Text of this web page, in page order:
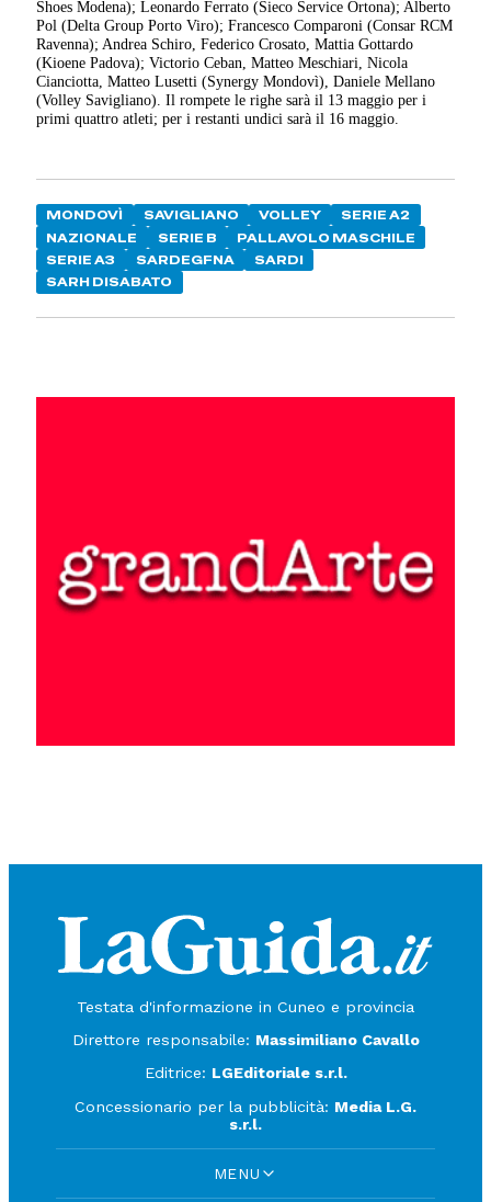
Shoes Modena); Leonardo Ferrato (Sieco Service Ortona); Alberto
Pol (Delta Group Porto Viro); Francesco Comparoni (Consar RCM
Ravenna); Andrea Schiro, Federico Crosato, Mattia Gottardo
(Kioene Padova); Victorio Ceban, Matteo Meschiari, Nicola
Cianciotta, Matteo Lusetti (Synergy Mondovì), Daniele Mellano
(Volley Savigliano). Il rompete le righe sarà il 13 maggio per i
primi quattro atleti; per i restanti undici sarà il 16 maggio.
MONDOVÌ SAVIGLIANO VOLLEY
SERIE A2
NAZIONALE
SERIE B
PALLAVOLO MASCHILE
SERIE A3
SARDEGFNA
SARDI
SARH DISABATO
Testata d'informazione in Cuneo e provincia
Direttore responsabile: Massimiliano Cavallo
Editrice: LGEditoriale s.r.l.
Concessionario per la pubblicità: Media L.G.
s.r.l.
MENU